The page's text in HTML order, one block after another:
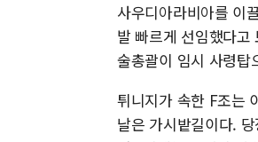
사우디아라비아를 이
발 빠르게 선임했다
술총괄이 임시 사령탑
튀니지가 속한 F조는
날은 가시밭길이다.